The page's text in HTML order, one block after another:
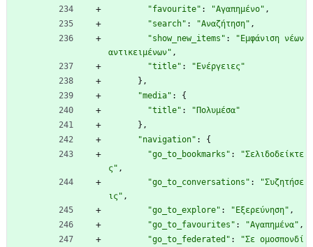
"favourite" : "Αγαπημένο" ,
"search" : "Αναζήτηση" ,
"show_new_items" :
"Εμφάνιση νέων
αντικειμένων" ,
"title" :
"Ενέργειες"
} ,
"media" :
{
"title" :
"Πολυμέσα"
} ,
"navigation" :
{
"go_to_bookmarks" :
"Σελιδοδείκτε
ς" ,
"go_to_conversations" :
"Συζητήσε
ις" ,
"go_to_explore" : "Εξερεύνηση" ,
"go_to_favourites" : "Αγαπημένα" ,
"go_to_federated" :
"Σε ομοσπονδί